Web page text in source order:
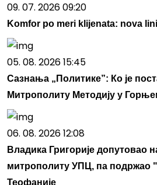
09. 07. 2026 09:20
Komfor po meri klijenata: nova
05. 08. 2026 15:45
Сазнања „Политике”: Ко је
Митрополиту Методију у
06. 08. 2026 12:08
Владика Григорије допутовао
митрополиту УПЦ, па подржао
Теофаније